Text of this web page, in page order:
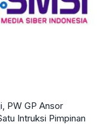
PW GP Ansor
Intruksi Pimpinan